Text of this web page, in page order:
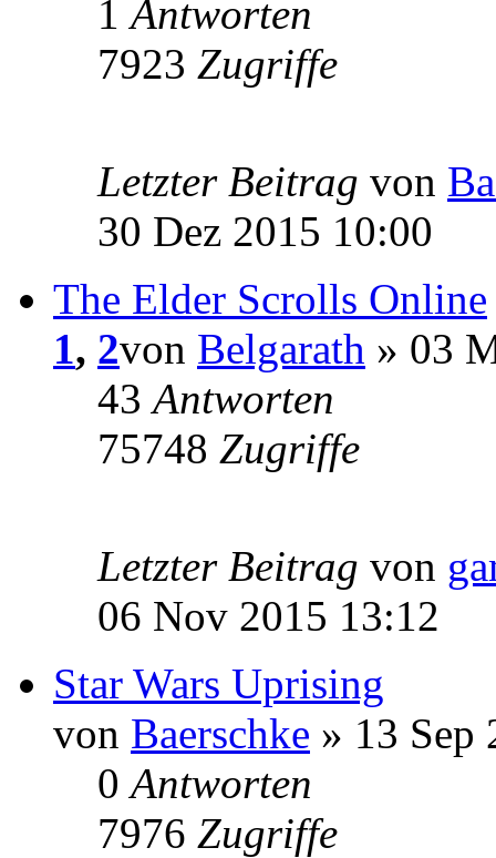
1Antworten
7923 Zugriffe
Letzter Beitrag von
30 Dez 2015 10:00
The Elder Scrolls Online
1, 2von Belgarath » 03
43Antworten
75748 Zugriffe
Letzter Beitrag von
06 Nov 2015 13:12
Star Wars Uprising
von Baerschke » 13 Sep
0Antworten
7976 Zugriffe